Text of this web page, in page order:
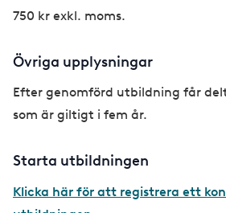
750 kr exkl. moms.
Övriga upplysningar
Efter genomförd utbildning får
som är giltigt i fem år.
Starta utbildningen
Klicka här för att registrera ett